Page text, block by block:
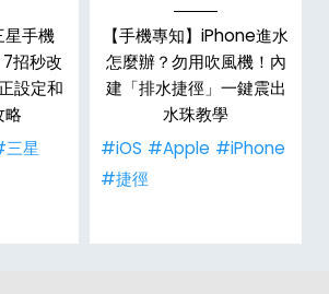
星手機
招秒改
設定和
略
星
【手機專知】iPhone進水
怎麼辦？勿用吹風機！內
建「排水捷徑」一鍵震出
水珠教學
#iOS #Apple #iPhone
#捷徑